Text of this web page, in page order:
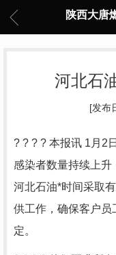
陕西大唐
河北石
[发布
? ? ? ? 本报讯 1月2
感染者数量持续上升
河北石油*时间采取
供工作，确保客户员
定。